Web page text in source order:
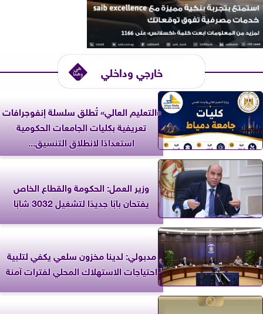
خارجي وداخلي
«التعليم العالي» تُطلق سلسلة إنفوجرافات
تعريفية بكليات الجامعات الحكومية
استعدادًا لانطلاق التنسيق...
وزير العمل: الحكومة والقطاع الخاص
يفتحان بابًا جديدًا لتشغيل 3032 شابًا
مدبولي: لدينا مخزون سلعي يكفي لتلبية
احتياجات الاستهلاك المحلي لفترات آمنة